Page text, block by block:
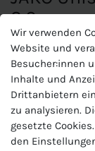
2.0
Ohne JAKO Logo
Material: 67 %
Mesh-Einsatz
Ripp-Struktur
Breiter Ripp-
Baumwoll-Fuß
Wir verwenden
Website und
Besucher:innen
Inhalte und
Drittanbietern
zu analysieren.
gesetzte
den